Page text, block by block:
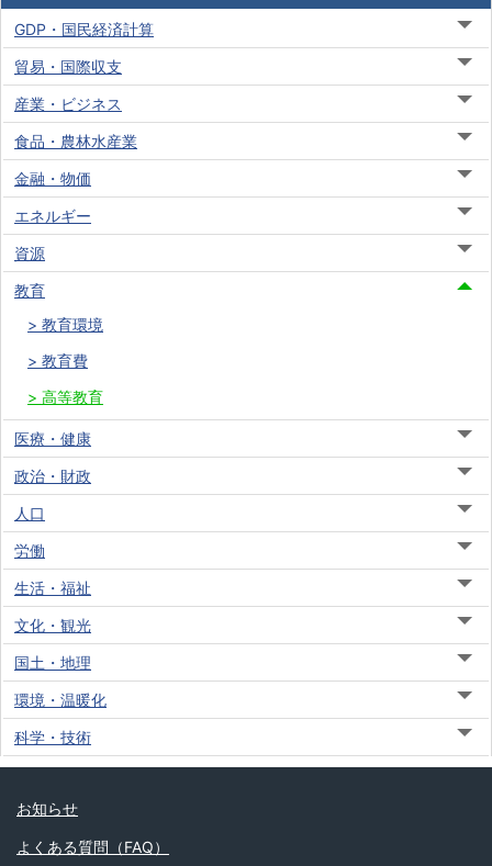
GDP・国民経済計算
貿易・国際収支
産業・ビジネス
食品・農林水産業
金融・物価
エネルギー
資源
教育
教育環境
教育費
高等教育
医療・健康
政治・財政
人口
労働
生活・福祉
文化・観光
国土・地理
環境・温暖化
科学・技術
お知らせ
よくある質問（FAQ）